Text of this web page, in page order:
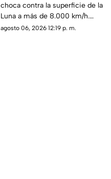
impacto
choca contra la superficie de la
Luna a más de 8.000 km/h.
Mira el momento exacto del
agosto 06, 2026 12:19 p. m.